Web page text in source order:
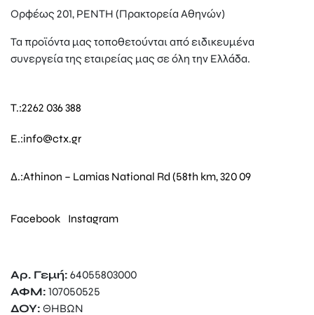
Ορφέως 201, ΡΕΝΤΗ (Πρακτορεία Αθηνών)
Τα προϊόντα μας τοποθετούνται από ειδικευμένα
συνεργεία της εταιρείας μας σε όλη την Ελλάδα.
T.:2262 036 388
E.:info@ctx.gr
Δ.:Athinon – Lamias National Rd (58th km, 320 09
Facebook Instagram
Αρ. Γεμή: 64055803000
ΑΦΜ: 107050525
ΔΟΥ: ΘΗΒΩΝ